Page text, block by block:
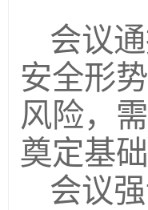
会议
安全形
风险，
奠定基础
会议